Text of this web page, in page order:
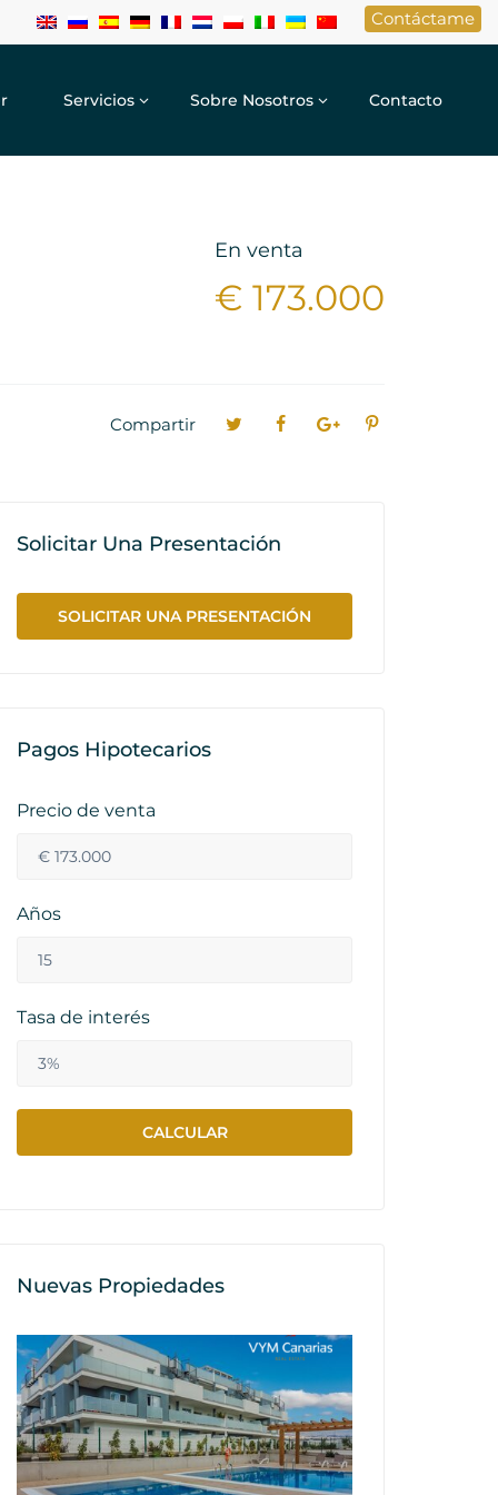
Contáctame
Servicios Sobre Nosotros Contacto
En venta
€ 173.000
Compartir
Solicitar Una Presentación
SOLICITAR UNA PRESENTACIÓN
Pagos Hipotecarios
Precio de venta
Años
Tasa de interés
Nuevas Propiedades